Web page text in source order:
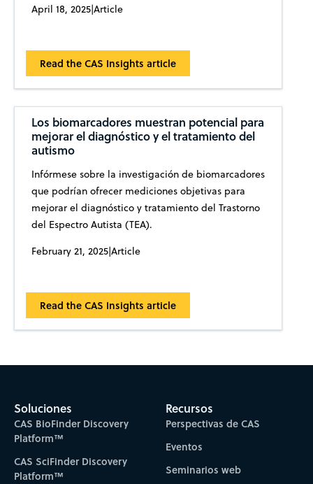
April 18, 2025|Article
Read the CAS Insights article
Los biomarcadores muestran potencial para
mejorar el diagnóstico y el tratamiento del
autismo
Infórmese sobre la investigación de biomarcadores
que podrían ofrecer mediciones objetivas para
mejorar el diagnóstico y tratamiento del Trastorno
del Espectro Autista (TEA).
February 21, 2025|Article
Read the CAS Insights article
Soluciones
CAS BioFinder Discovery
Platform™
CAS SciFinder Discovery
Platform™
Recursos
Perspectivas de CAS
Eventos
Seminarios web